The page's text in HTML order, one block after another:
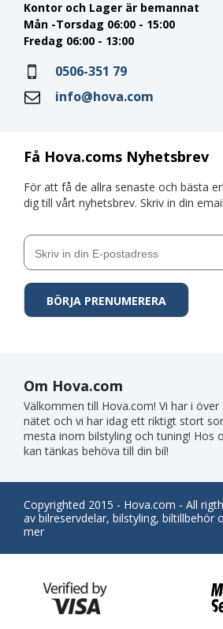
Få Hova.coms Nyhetsbrev
För att få de allra senaste och bästa
dig till vårt nyhetsbrev. Skriv in din
Kontor och Lager är bemannat
Mån -Torsdag 06:00 - 15:00
Fredag 06:00 - 13:00
0506-351 79
info@hova.com
Om Hova.com
Välkommen till Hova.com! Vi har i
nätet och vi har idag ett riktigt stort
mesta inom bilstyling och tuning! Hos
kan tänkas behöva till din bil!
Copyrighted 2015 - Hova.com - All
av bilreservdelar, bilstyling, biltillbehör
mer